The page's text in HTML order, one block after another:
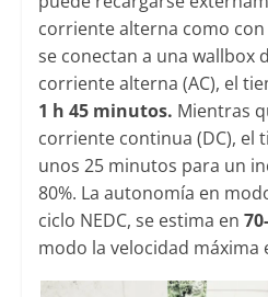
corriente alterna como
se conectan a una wallbox
corriente alterna (AC), el
1 h 45 minutos. Mientras
corriente continua (DC), el
unos 25 minutos para un
80%. La autonomía en
ciclo NEDC, se estima en
modo la velocidad máxima